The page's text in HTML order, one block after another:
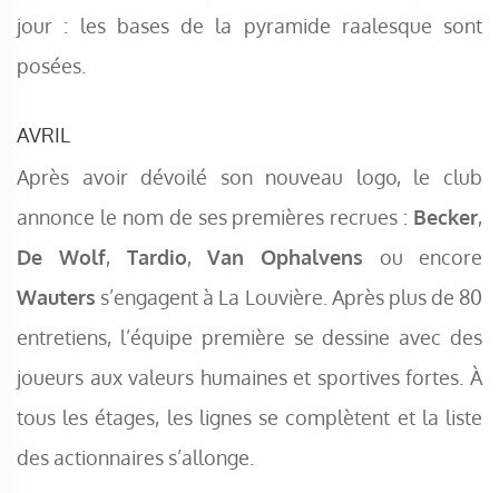
jour : les bases de la pyramide raalesque sont
posées.
AVRIL
Après avoir dévoilé son nouveau logo, le club
annonce le nom de ses premières recrues : Becker,
De Wolf, Tardio,Van Ophalvens ou encore
Wauters s’engagent à La Louvière. Après plus de 80
entretiens, l’équipe première se dessine avec des
joueurs aux valeurs humaines et sportives fortes. À
tous les étages, les lignes se complètent et la liste
des actionnaires s’allonge.